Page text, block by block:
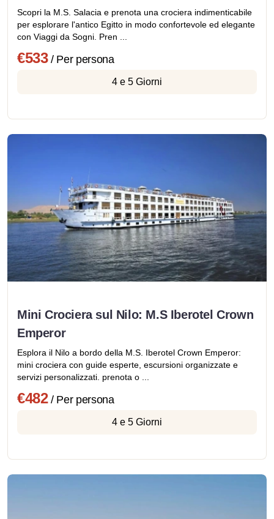
Scopri la M.S. Salacia e prenota una crociera indimenticabile
per esplorare l'antico Egitto in modo confortevole ed elegante
con Viaggi da Sogni. Pren ...
€533/ Per persona
4 e 5 Giorni
Mini Crociera sul Nilo: M.S Iberotel Crown
Emperor
Esplora il Nilo a bordo della M.S. Iberotel Crown Emperor:
mini crociera con guide esperte, escursioni organizzate e
servizi personalizzati. prenota o ...
€482/ Per persona
4 e 5 Giorni